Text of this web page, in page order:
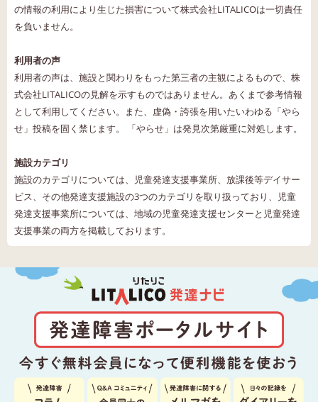
の情報の利用により生じた損害について株式会社LITALICOは一切責任
を負いません。
利用者の声
利用者の声は、施設と関わりをもった第三者の主観によるもので、株
式会社LITALICOの見解を示すものではありません。あくまで参考情報
として利用してください。また、虚偽・誇張を用いたいわゆる「やら
せ」投稿を固く禁じます。 「やらせ」は発見次第厳重に対処します。
施設カテゴリ
施設のカテゴリについては、児童発達支援事業所、放課後等デイサー
ビス、その他発達支援施設の3つのカテゴリを取り扱っており、児童
発達支援事業所については、地域の児童発達支援センターと児童発達
支援事業の両方を掲載しております。